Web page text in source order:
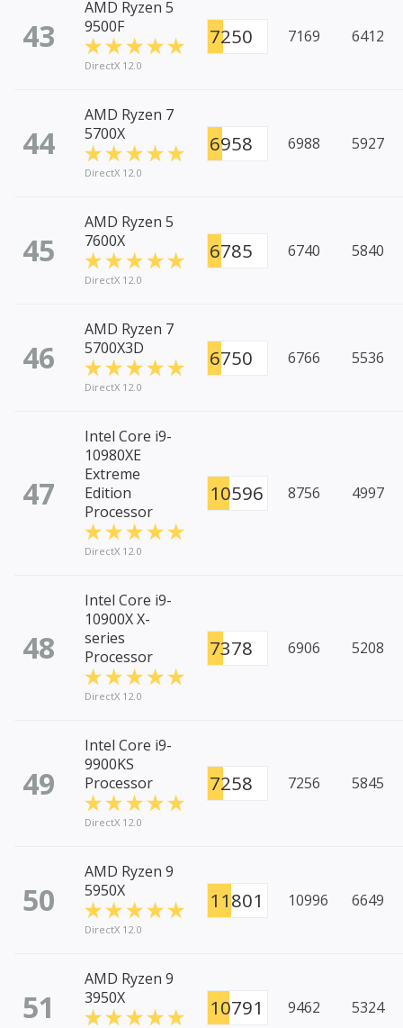
43
AMD Ryzen 5
9500F
DirectX 12.0
7250 7169 6412
44
AMD Ryzen 7
5700X
DirectX 12.0
6958 6988 5927
45
AMD Ryzen 5
7600X
DirectX 12.0
6785 6740 5840
46
AMD Ryzen 7
5700X3D
DirectX 12.0
6750 6766 5536
47
Intel Core i9-
10980XE
Extreme
Edition
Processor
DirectX 12.0
10596 8756 4997
48
Intel Core i9-
10900X X-
series
Processor
DirectX 12.0
7378 6906 5208
49
Intel Core i9-
9900KS
Processor
DirectX 12.0
7258 7256 5845
50
AMD Ryzen 9
5950X
DirectX 12.0
11801 10996 6649
51
AMD Ryzen 9
3950X
10791 9462 5324